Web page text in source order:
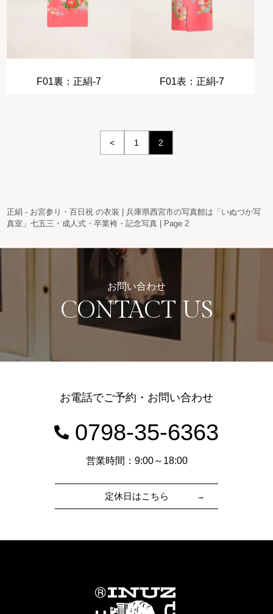
F01裏：正絹-7 F01表：正絹-7
< 1 2
正絹 - お宮参り・百日祝 の衣装 | 兵庫県西宮市の写真館は「いぬづか写
真室」七五三・成人式・卒業袴・記念写真 | Page 2
お問い合わせ
CONTACT US
お電話でご予約・お問い合わせ
0798-35-6363
営業時間：9:00～18:00
定休日はこちら